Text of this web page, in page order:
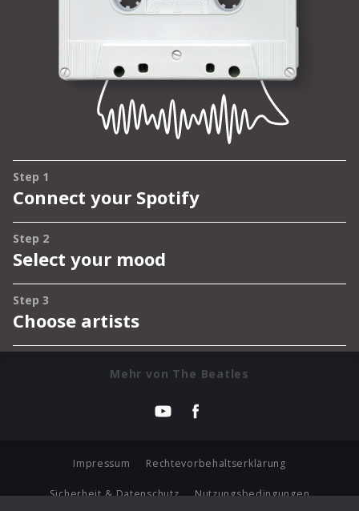
Mehr von The Beatles
Impressum Rechtevorbehaltserklärung
Sicherheit & Datenschutz Nutzungsbedingungen